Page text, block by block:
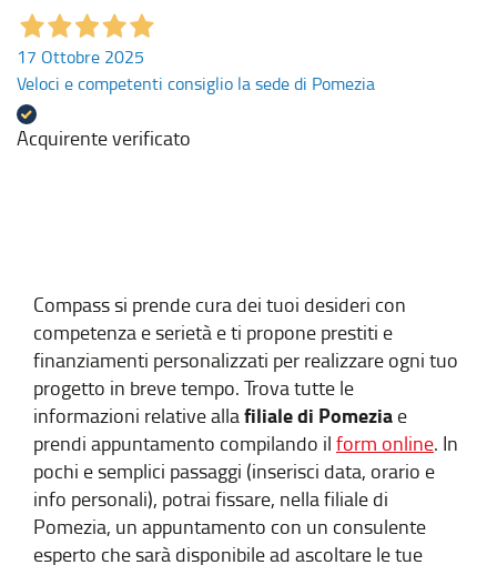
17 Ottobre 2025
Veloci e competenti consiglio la sede di Pomezia
Acquirente verificato
Compass si prende cura dei tuoi desideri con
competenza e serietà e ti propone prestiti e
finanziamenti personalizzati per realizzare ogni tuo
progetto in breve tempo. Trova tutte le
informazioni relative allafiliale di Pomezia e
prendi appuntamento compilando il form online. In
pochi e semplici passaggi (inserisci data, orario e
info personali), potrai fissare, nella filiale di
Pomezia, un appuntamento con un consulente
esperto che sarà disponibile ad ascoltare le tue